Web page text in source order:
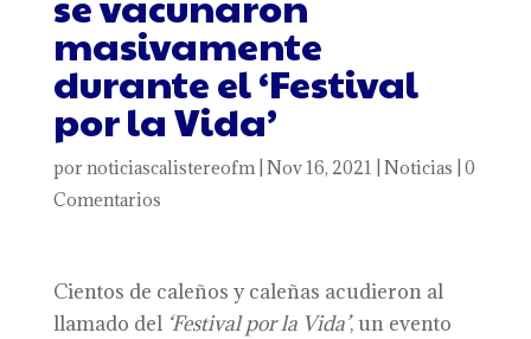
masivamente
durante el ‘Festival
por la Vida’
por noticiascalistereofm| Nov 16, 2021 Noticias 0
Comentarios
Cientos de caleños y caleñas acudieron al
llamado del ‘Festival por la Vida’, un evento